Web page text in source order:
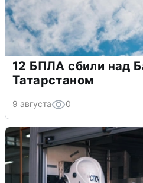
12 БПЛА сбили над
Татарстаном
9 августа 0